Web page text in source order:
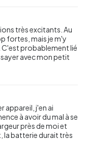
très excitants. Au
fortes, mais je m'y
C'est probablement lié
avec mon petit
appareil, j'en ai
à avoir du mal à se
près de moi et
la batterie durait très